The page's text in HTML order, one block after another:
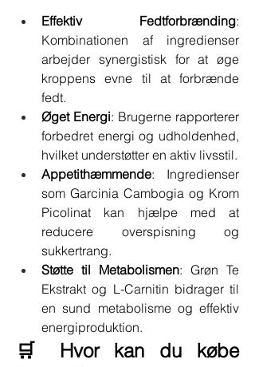
Effektiv Fedtforbrænding:
Kombinationen af ingredienser
arbejder synergistisk for at øge
kroppens evne til at forbrænde
fedt.
Øget Energi: Brugerne rapporterer
forbedret energi og udholdenhed,
hvilket understøtter en aktiv livsstil.
Appetithæmmende: Ingredienser
som Garcinia Cambogia og Krom
Picolinat kan hjælpe med at
reducere overspisning og
sukkertrang.
Støtte til Metabolismen: Grøn Te
Ekstrakt og L-Carnitin bidrager til
en sund metabolisme og effektiv
energiproduktion.
🛒 Hvor kan du købe